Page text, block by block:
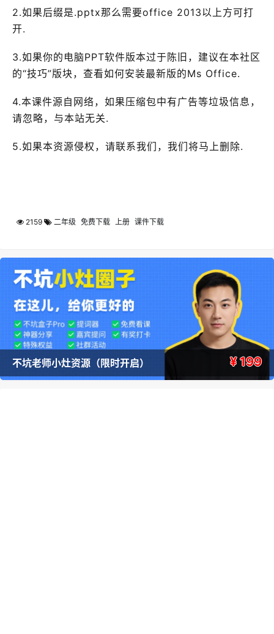
2.如果后缀是.pptx那么需要office 2013以上方可打
开.
3.如果你的电脑PPT软件版本过于陈旧，建议在本社区
的“技巧”版块，查看如何安装最新版的Ms Office.
4.本课件源自网络，如果压缩包中有广告等垃圾信息，
请忽略，与本站无关.
5.如果本资源侵权，请联系我们，我们将马上删除.
2159 二年级 免费下载 上册 课件下载
不坑老师小灶资源（限时开启） ¥ 199